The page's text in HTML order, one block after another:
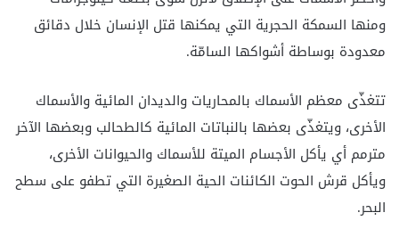
ومنها السمكة الحجرية التي يمكنها قتل الإنسان خلال دقائق
معدودة بوساطة أشواكها السامّة.
تتغذّى معظم الأسماك بالمحاريات والديدان المائية والأسماك
الأخرى، ويتغذّى بعضها بالنباتات المائية كالطحالب وبعضها الآخر
مترمم أي يأكل الأجسام الميتة للأسماك والحيوانات الأخرى،
ويأكل قرش الحوت الكائنات الحية الصغيرة التي تطفو على سطح
البحر.